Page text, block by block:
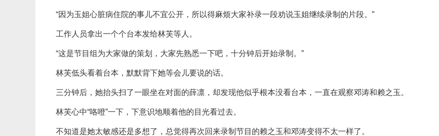
“因为玉姐心脏病住院的事儿不宜公开，所以得麻烦大家补录一段劝说玉姐继续录制的片段。”
工作人员拿出一个个台本发给林芙等人。
“这是节目组为大家做的策划，大家先熟悉一下吧，十分钟后开始录制。”
林芙低头看着台本，默默背下她等会儿要说的话。
三分钟后，她抬头扫了一眼坐在对面的薛凛，却发现他似乎根本没看台本，一直在观察邓涛和赖之玉。
林芙心中“咯噔”一下，下意识地顺着他的目光看过去。
不知道是她太敏感还是多想了，总觉得再次回来录制节目的赖之玉和邓涛变得不太一样了。